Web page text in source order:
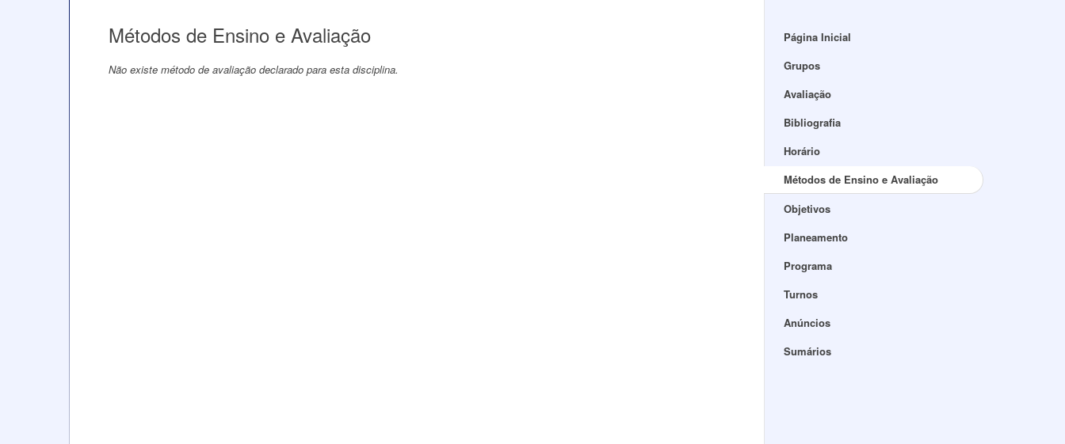
Métodos de Ensino e Avaliação
Não existe método de avaliação declarado para esta disciplina.
Página Inicial
Grupos
Avaliação
Bibliografia
Horário
Métodos de Ensino e Avaliação
Objetivos
Planeamento
Programa
Turnos
Anúncios
Sumários